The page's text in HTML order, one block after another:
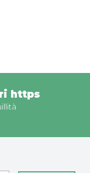
https